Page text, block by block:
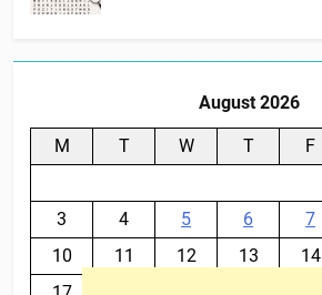
August 2026
M T W T F
3
4 5 6 7
10
11 12 13 14